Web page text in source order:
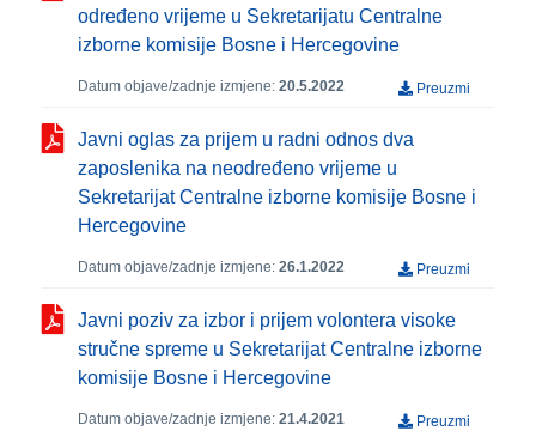
određeno vrijeme u Sekretarijatu Centralne
izborne komisije Bosne i Hercegovine
Datum objave/zadnje izmjene: 20.5.2022 Preuzmi
Javni oglas za prijem u radni odnos dva
zaposlenika na neodređeno vrijeme u
Sekretarijat Centralne izborne komisije Bosne i
Hercegovine
Datum objave/zadnje izmjene: 26.1.2022 Preuzmi
Javni poziv za izbor i prijem volontera visoke
stručne spreme u Sekretarijat Centralne izborne
komisije Bosne i Hercegovine
Datum objave/zadnje izmjene: 21.4.2021 Preuzmi